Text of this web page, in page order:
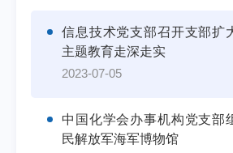
信息技术党支部召开支部扩
主题教育走深走实
2023-07-05
中国化学会办事机构党支部
民解放军海军博物馆